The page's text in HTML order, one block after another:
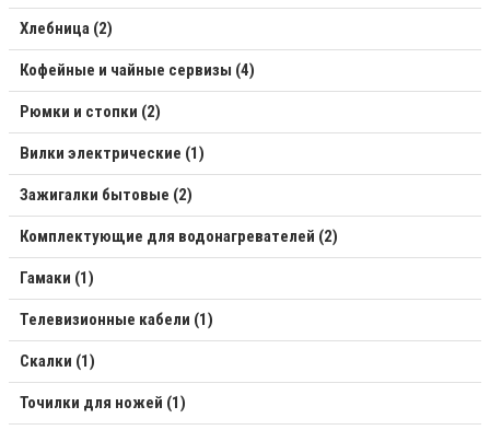
Хлебница (2)
Кофейные и чайные сервизы (4)
Рюмки и стопки (2)
Вилки электрические (1)
Зажигалки бытовые (2)
Комплектующие для водонагревателей (2)
Гамаки (1)
Телевизионные кабели (1)
Скалки (1)
Точилки для ножей (1)